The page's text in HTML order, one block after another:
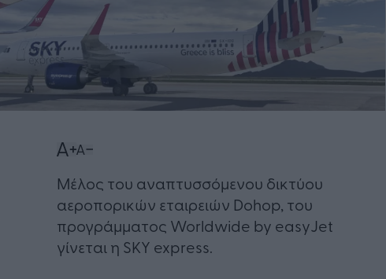
Μέλος του αναπτυσσόμενου δικτύου
αεροπορικών εταιρειών Dohop, του
προγράμματος Worldwide by easyJet
γίνεται η SKY express. ​